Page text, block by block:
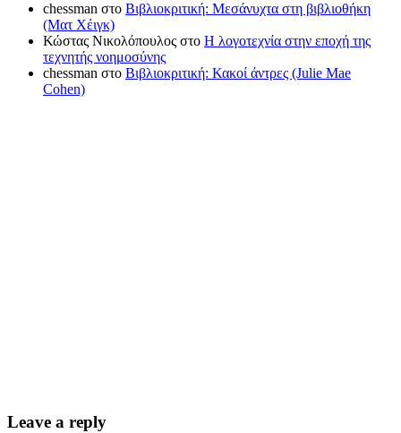
chessman στο Βιβλιοκριτική: Μεσάνυχτα στη βιβλιοθήκη
(Ματ Χέιγκ)
Κώστας Νικολόπουλος στο Η λογοτεχνία στην εποχή της
τεχνητής νοημοσύνης
chessman στο Βιβλιοκριτική: Κακοί άντρες (Julie Mae
Cohen)
Leave a reply